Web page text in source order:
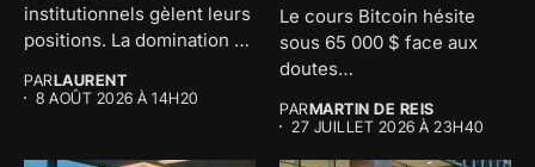
institutionnels gèlent leurs
positions. La domination de
PARLAURENT
8 AOÛT 2026 À 14H20
Le cours Bitcoin hésite
sous 65 000 $ face aux
doutes
PARMARTIN DE REIS
27 JUILLET 2026 À 23H40